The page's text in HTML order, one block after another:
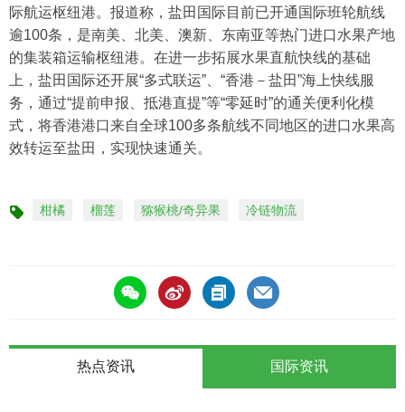
际航运枢纽港。报道称，盐田国际目前已开通国际班轮航线
逾100条，是南美、北美、澳新、东南亚等热门进口水果产地
的集装箱运输枢纽港。在进一步拓展水果直航快线的基础
上，盐田国际还开展“多式联运”、“香港－盐田”海上快线服
务，通过“提前申报、抵港直提”等“零延时”的通关便利化模
式，将香港港口来自全球100多条航线不同地区的进口水果高
效转运至盐田，实现快速通关。
标 柑橘 榴莲 猕猴桃/奇异果 冷链物流
热点资讯 国际资讯